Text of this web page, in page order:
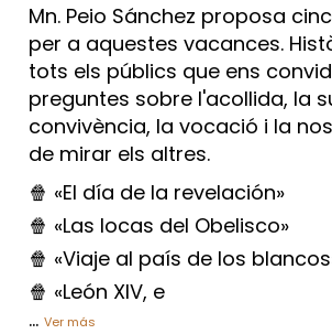
Mn. Peio Sánchez proposa
per a aquestes vacances.
tots els públics que ens
preguntes sobre l'acollida, la
convivència, la vocació i la
de mirar els altres.
🍿 «El día de la revelación»
🍿 «Las locas del Obelisco»
🍿 «Viaje al país de los
🍿 «León XIV, e
... Ver más